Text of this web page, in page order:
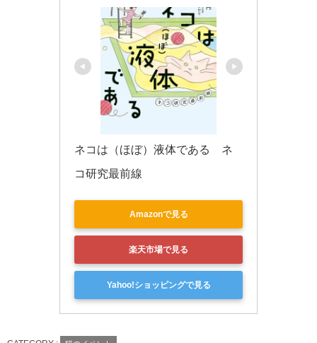
ネコは（ほぼ）液体である　ネ
コ研究最前線
Amazonで見る
楽天市場で見る
Yahoo!ショッピングで見る